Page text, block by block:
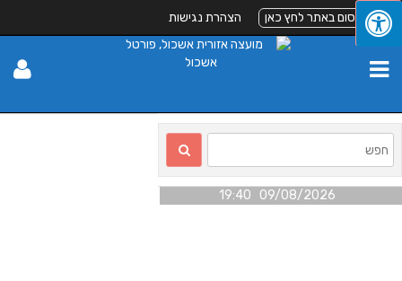
לפרסום באתר לחץ כאן הצהרת נגישות
09/08/2026 19:40